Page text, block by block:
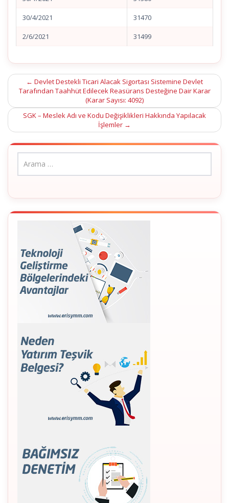
30/4/2021 31470
2/6/2021 31499
Post
navigation
← Devlet Destekli Ticari Alacak Sigortası Sistemine Devlet
Tarafından Taahhüt Edilecek Reasürans Desteğine Dair Karar
(Karar Sayısı: 4092)
SGK – Meslek Adı ve Kodu Değişiklikleri Hakkında Yapılacak
İşlemler →